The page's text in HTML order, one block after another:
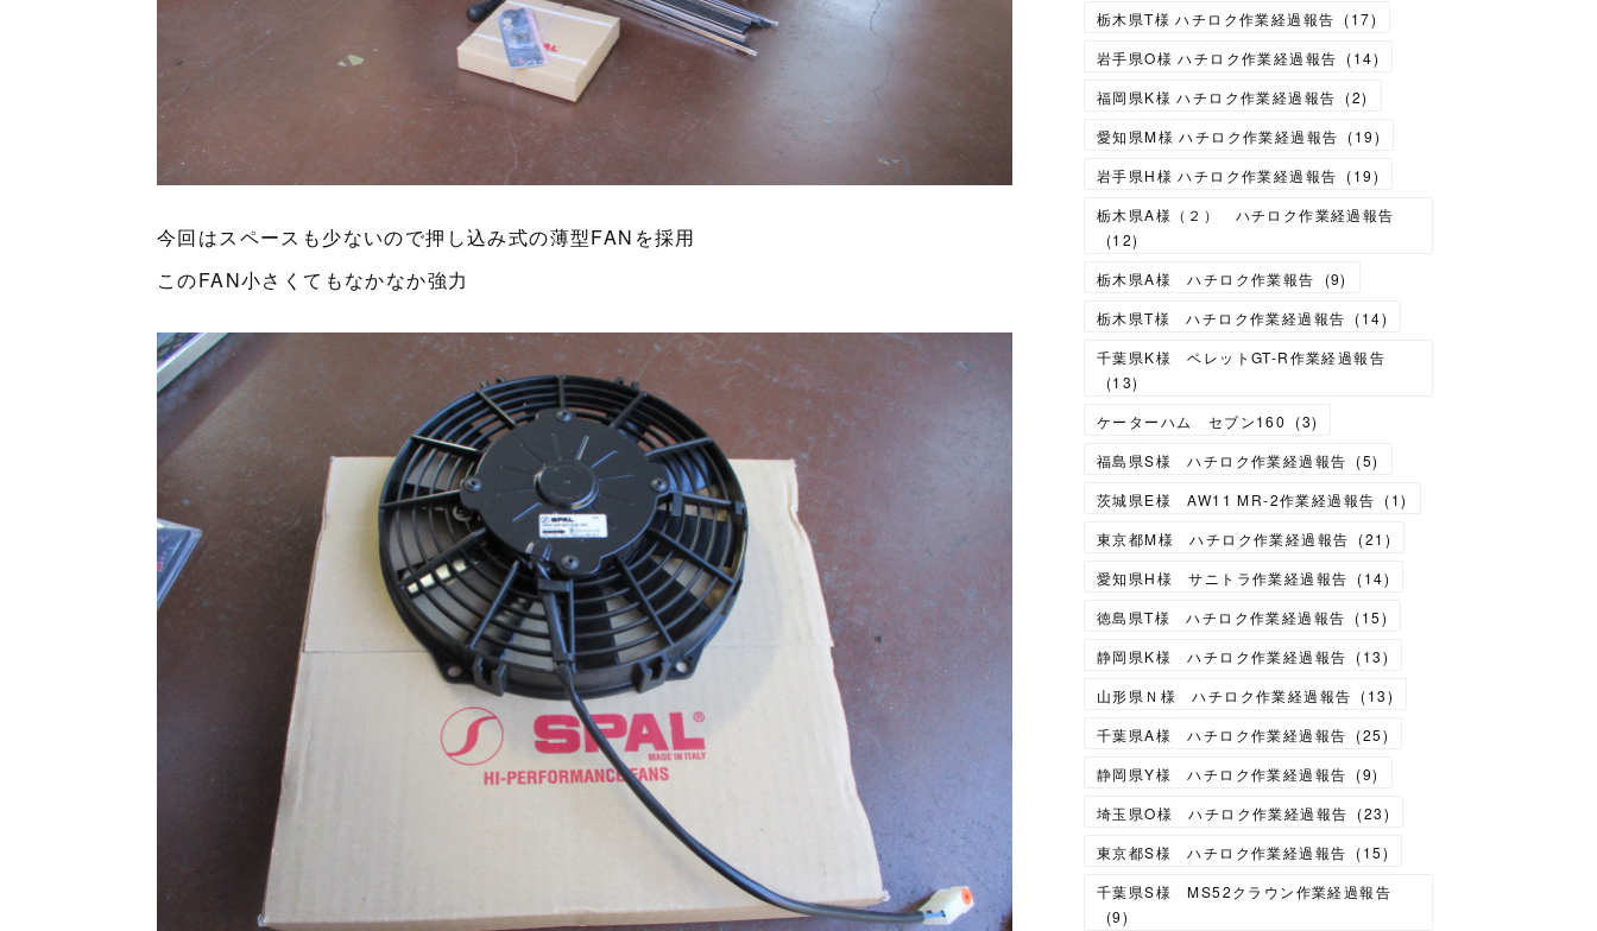
今回はスペースも少ないので押し込み式の薄型FANを採用
このFAN小さくてもなかなか強力
栃木県T様 ハチロク作業経過報告 (17)
岩手県O様 ハチロク作業経過報告 (14)
福岡県K様 ハチロク作業経過報告 (2)
愛知県M様 ハチロク作業経過報告 (19)
岩手県H様 ハチロク作業経過報告 (19)
栃木県A様（２） ハチロク作業経過報告
(12)
栃木県A様 ハチロク作業報告
(9)
栃木県T様 ハチロク作業経過報告 (14)
千葉県K様 ベレットGT-R作業経過報告
(13)
ケーターハム セブン160
(3)
福島県S様 ハチロク作業経過報告 (5)
茨城県E様 AW11 MR-2作業経過報告 (1)
東京都M様 ハチロク作業経過報告 (21 )
愛知県H様 サニトラ作業経過報告 (14)
徳島県T様 ハチロク作業経過報告 (15)
静岡県K様 ハチロク作業経過報告 (13)
山形県Ｎ様 ハチロク作業経過報告 (13)
千葉県A様 ハチロク作業経過報告 (25)
静岡県Y様 ハチロク作業経過報告 (9)
埼玉県O様 ハチロク作業経過報告 (23)
東京都S様 ハチロク作業経過報告 (15)
千葉県S様 MS52クラウン作業経過報告
(9)